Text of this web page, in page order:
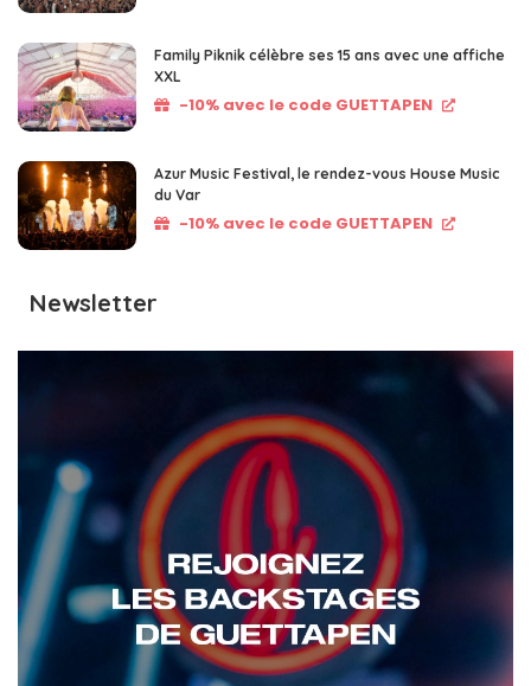
Family Piknik célèbre ses 15 ans avec une affiche
XXL
-10% avec le code GUETTAPEN
Azur Music Festival, le rendez-vous House Music
du Var
-10% avec le code GUETTAPEN
Newsletter